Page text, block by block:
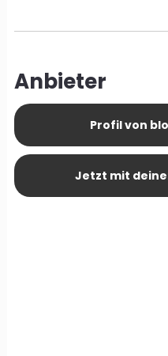
Anbieter
Profil von
Jetzt mit